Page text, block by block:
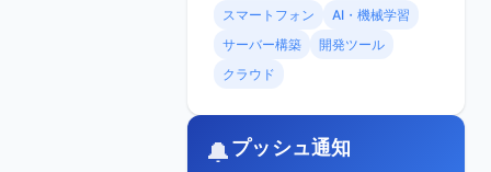
スマートフォン
AI・機械学習
サーバー構築
開発ツール
クラウド
🔔プッシュ通知